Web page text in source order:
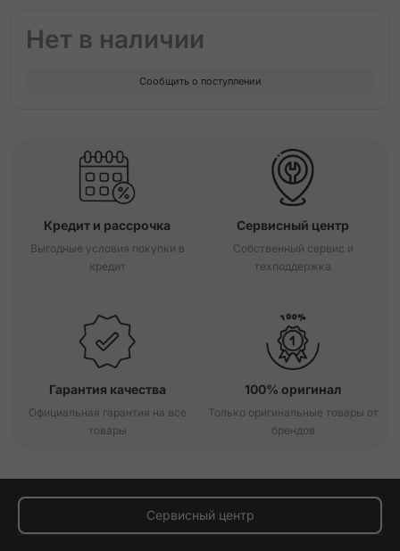
Нет в наличии
Сообщить о поступлении
Кредит и рассрочка
Выгодные условия покупки в
кредит
Сервисный центр
Собственный сервис и
техподдержка
Гарантия качества
Официальная гарантия на все
товары
100% оригинал
Только оригинальные товары от
брендов
Сервисный центр